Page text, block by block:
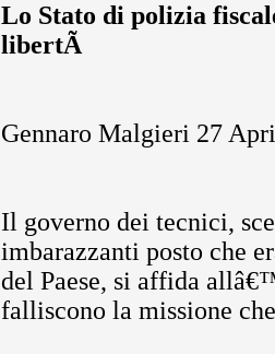
Lo Stato di polizia
libertÃ
Gennaro Malgieri 27
Il governo dei tecnici,
imbarazzanti posto che
del Paese, si affida
falliscono la missione